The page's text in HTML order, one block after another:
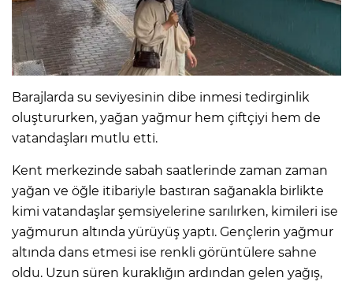
Barajlarda su seviyesinin dibe inmesi tedirginlik
oluştururken, yağan yağmur hem çiftçiyi hem de
vatandaşları mutlu etti.
Kent merkezinde sabah saatlerinde zaman zaman
yağan ve öğle itibariyle bastıran sağanakla birlikte
kimi vatandaşlar şemsiyelerine sarılırken, kimileri ise
yağmurun altında yürüyüş yaptı. Gençlerin yağmur
altında dans etmesi ise renkli görüntülere sahne
oldu. Uzun süren kuraklığın ardından gelen yağış,